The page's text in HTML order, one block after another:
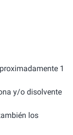
1
y/o disolvente
los